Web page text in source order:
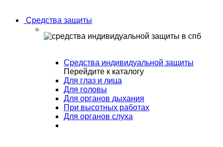
Средства защиты
Средства индивидуальной защиты
Перейдите к каталогу
Для глаз и лица
Для головы
Для органов дыхания
При высотных работах
Для органов слуха